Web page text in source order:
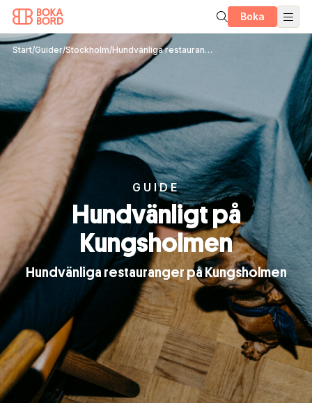
Boka
Start/Guider/Stockholm/ Hundvänliga restauranger på Kungsholmen
GUIDE
Hundvänligt på
Kungsholmen
Hundvänliga restauranger på Kungsholmen